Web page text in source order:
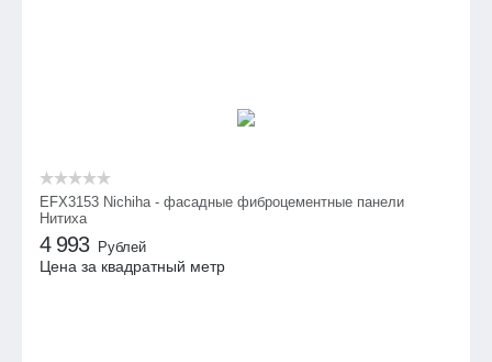
EFX3153 Nichiha - фасадные фиброцементные панели
Нитиха
4 993 Рублей
Цена за квадратный метр